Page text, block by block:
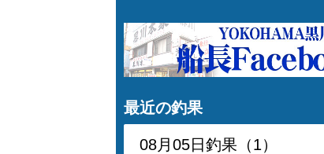
最近の釣果
08月05日釣果（1）